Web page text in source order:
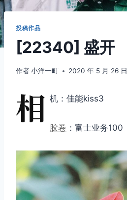
投稿作品
[22340] 盛开
作者小洋一町 2020 年 5 月 26 日
相 机：佳能kiss3
胶卷 ：富士业务100